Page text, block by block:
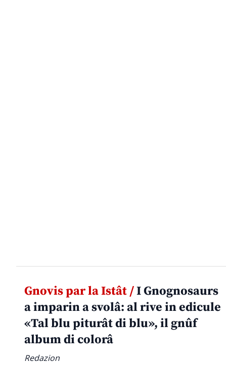
Gnovis par la Istât /I Gnognosaurs
a imparin a svolâ: al rive in edicule
«Tal blu piturât di blu», il gnûf
album di colorâ
Redazion